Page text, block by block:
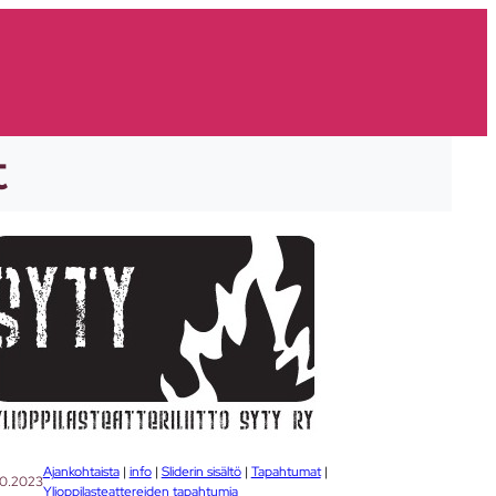
Ajankohtaista | info | Sliderin sisältö | Tapahtumat
Ylioppilasteattereiden tapahtumia